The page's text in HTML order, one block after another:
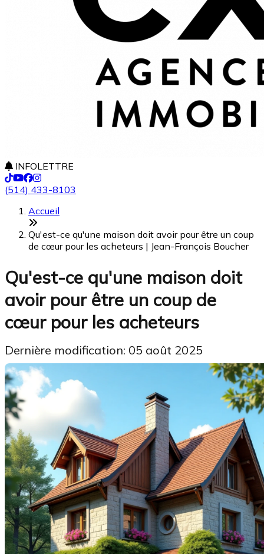
INFOLETTRE
(514) 433-8103
Accueil
Qu'est-ce qu'une maison doit avoir pour être un coup
de cœur pour les acheteurs | Jean-François Boucher
Qu'est-ce qu'une maison doit
avoir pour être un coup de
cœur pour les acheteurs
Dernière modification: 05 août 2025